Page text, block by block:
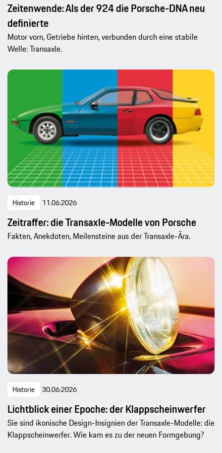
Zeitenwende: Als der 924 die Porsche-DNA neu
definierte
Motor vorn, Getriebe hinten, verbunden durch eine stabile
Welle: Transaxle.
Historie 11.06.2026
Zeitraffer: die Transaxle-Modelle von Porsche
Fakten, Anekdoten, Meilensteine aus der Transaxle-Ära.
Historie 30.06.2026
Lichtblick einer Epoche: der Klappscheinwerfer
Sie sind ikonische Design-Insignien der Transaxle-Modelle: die
Klappscheinwerfer. Wie kam es zu der neuen Formgebung?